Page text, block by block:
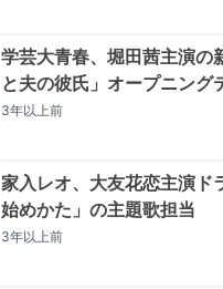
学芸大青春、堀田茜主演の
と夫の彼氏」オープニング
3年以上前
家入レオ、大友花恋主演ド
始めかた」の主題歌担当
3年以上前